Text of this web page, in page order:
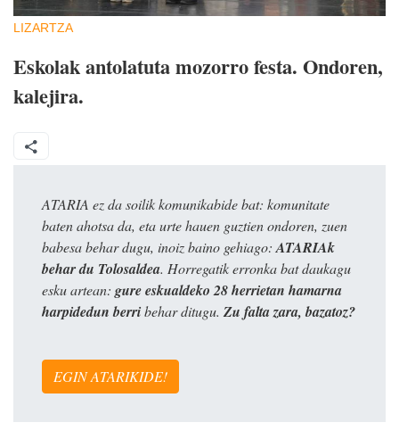
LIZARTZA
Eskolak antolatuta mozorro festa. Ondoren,
kalejira.
ATARIA ez da soilik komunikabide bat: komunitate
baten ahotsa da, eta urte hauen guztien ondoren, zuen
babesa behar dugu, inoiz baino gehiago: ATARIAk
behar du Tolosaldea. Horregatik erronka bat daukagu
esku artean: gure eskualdeko 28 herrietan hamarna
harpidedun berribehar ditugu. Zu falta zara, bazatoz?
EGIN ATARIKIDE!